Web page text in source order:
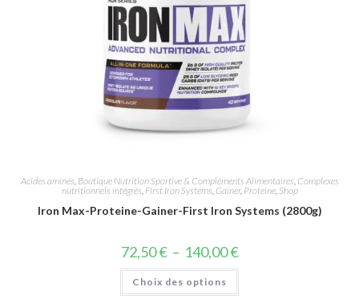
Acides aminés Boutique Nutrition Sportive & Compléments Alimentaires Complexes
nutritionnels intégrés First Iron Systems Gainer, Proteine, Shop
Iron Max-Proteine-Gainer-First Iron Systems (2800g)
72,50€ – 140,00€
Choix des options